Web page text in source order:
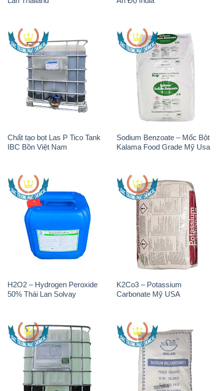
Chất tạo bọt Las P Tico Tank
IBC Bồn Việt Nam
Sodium Benzoate – Mốc Bột
Kalama Food Grade Mỹ Usa
H2O2 – Hydrogen Peroxide
50% Thái Lan Solvay
K2Co3 – Potassium
Carbonate Mỹ USA